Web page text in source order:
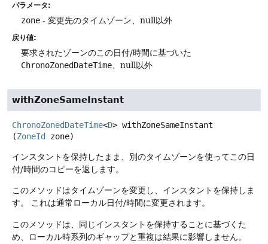
パラメータ:
zone - 変更先のタイムゾーン、null以外
戻り値:
要求されたゾーンのこの日付/時間に基づいた
ChronoZonedDateTime 、null以外
withZoneSameInstant
ChronoZonedDateTime<D> withZoneSameInstant
(ZoneId zone)
インスタントを保持したまま、別のタイムゾーンを使ってこの日
付/時間のコピーを返します。
このメソッドはタイムゾーンを変更し、インスタントを保持しま
す。
これは通常ローカル日付/時間に変更されます。
このメソッドは、同じインスタントを保持することに基づくた
め、ローカル時系列のギャップと重複は結果に影響しません。